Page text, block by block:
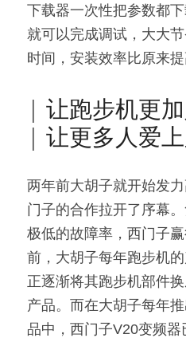
下载器一次性把参数都
就可以完成调试，大大
时间，安装效率比原来提
| 让跑步机更
| 让更多人爱
两年前大胡子就开始发
门子的合作拉开了序幕
极低的故障率，西门子
前，大胡子每年跑步机
正逐渐将其跑步机部件
产品。而在大胡子每年
品中，西门子V20变频器